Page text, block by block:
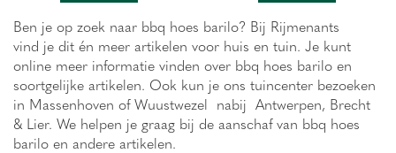
Ben je op zoek naar bbq hoes barilo? Bij Rijmenants
vind je dit én meer artikelen voor huis en tuin. Je kunt
online meer informatie vinden over bbq hoes barilo en
soortgelijke artikelen. Ook kun je ons tuincenter bezoeken
in Massenhoven of Wuustwezel nabij Antwerpen, Brecht
& Lier. We helpen je graag bij de aanschaf van bbq hoes
barilo en andere artikelen.